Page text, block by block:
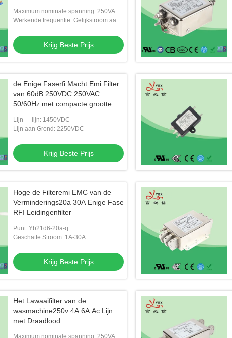
Maximum nominale spanning: 250VAC,
50/60Hz
Werkende frequentie: Gelijkstroom aan
Krijg Beste Prijs
de Enige Faserfi Macht Emi Filter
van 60dB 250VDC 250VAC
50/60Hz met compacte grootte
Lijn - - lijn: 1450VDC
Lijn aan Grond: 2250VDC
Krijg Beste Prijs
Hoge de Filteremi EMC van de
Verminderings20a 30A Enige Fase
RFI Leidingenfilter
Punt: Yb21d6-20a-q
Geschatte Stroom: 1A-30A
Krijg Beste Prijs
Het Lawaaifilter van de
wasmachine250v 4A 6A Ac Lijn
met Draadlood
Maximum nominale spanning: 250VAC,